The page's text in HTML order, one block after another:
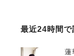
最近24時間
蓮